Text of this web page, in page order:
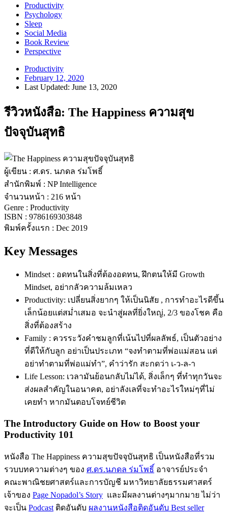
Productivity
Psychology
Sleep
Social Media
Book Review
Perspective
Productivity
February 12, 2020
Last Updated: June 13, 2020
รีวิวหนังสือ: The Happiness ความสุข
ปัจจุบันสุทธิ
ผู้เขียน : ศ.ดร. นภดล ร่มโพธิ์
สำนักพิมพ์ : NP Intelligence
จำนวนหน้า : 216 หน้า
Genre : Productivity
ISBN : 9786169303848
พิมพ์ครั้งแรก : Dec 2019
Key Messages
Mindset : อดทนในสิ่งที่ต้องอดทน, ฝึกตนให้มี Growth
Mindset, อย่ากลัวความล้มเหลว
Productivity: เปลี่ยนสิ่งยากๆ ให้เป็นนิสัย , การทำอะไรดีขึ้น
เล็กน้อยแต่สม่ำเสมอ จะนำสู่ผลที่ยิ่งใหญ่, 2/3 ของโชค คือ
สิ่งที่ต้องสร้าง
Family : ควรระวังคำชมลูกที่เน้นไปที่ผลลัพธ์, เป็นตัวอย่าง
ที่ดีให้กับลูก อย่าเป็นประเภท “จงทำตามที่พ่อแม่สอน แต่
อย่าทำตามที่พ่อแม่ทำ”, คำว่ารัก สะกดว่า เ-ว-ล-า
Life Lesson: เวลามันย้อนกลับไม่ได้, สิ่งเล็กๆ ที่ทำทุกวันจะ
ส่งผลสำคัญในอนาคต, อย่าลังเลที่จะทำอะไรใหม่ๆที่ไม่
เคยทำ หากมันตอบโจทย์ชีวิต
The Introductory Guide on How to Boost your
Productivity 101
หนังสือ The Happiness ความสุขปัจจุบันสุทธิ เป็นหนังสือที่รวม
รวบบทความต่างๆ ของ ศ.ดร.นภดล ร่มโพธิ์ อาจารย์ประจำ
คณะพาณิชยศาสตร์และการบัญชี มหาวิทยาลัยธรรมศาสตร์
เจ้าของ Page Nopadol’s Story และมีผลงานต่างๆมากมาย ไม่ว่า
จะเป็น Podcast ติดอันดับ ผลงานหนังสือติดอันดับ Best seller